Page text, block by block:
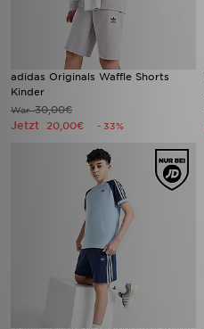
adidas Originals Waffle Shorts
Kinder
War30,00€
Jetzt 20,00€ - 33%